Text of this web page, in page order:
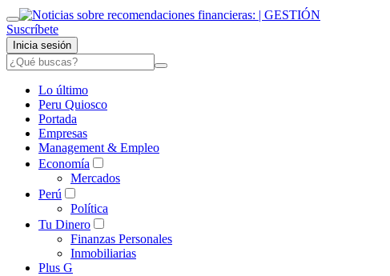
Suscríbete
Inicia sesión
Lo último
Peru Quiosco
Portada
Empresas
Management & Empleo
Economía
Mercados
Perú
Política
Tu Dinero
Finanzas Personales
Inmobiliarias
Plus G